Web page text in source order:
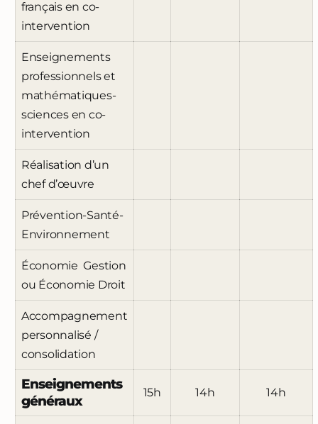
français en co-
intervention
Enseignements
professionnels et
mathématiques-
sciences en co-
intervention
Réalisation d’un
chef d’œuvre
Prévention-Santé-
Environnement
Économie Gestion
ou Économie Droit
Accompagnement
personnalisé /
consolidation
Enseignements
généraux
15h 14h 14h